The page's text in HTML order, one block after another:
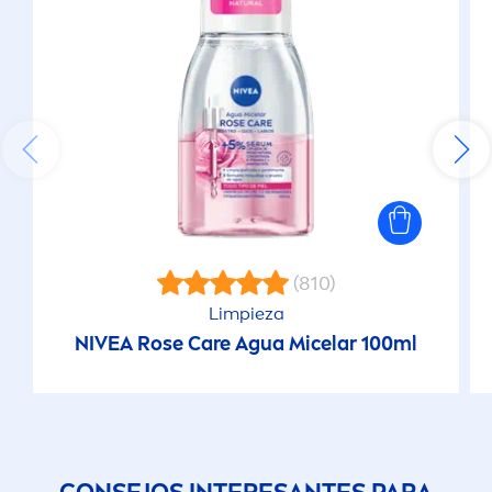
(810)
Limpieza
NIVEA RoseCareAgua Micelar 100ml